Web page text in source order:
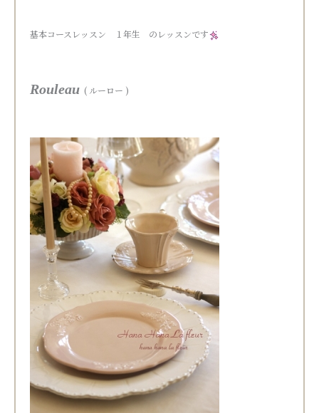
基本コースレッスン １年生 のレッスンです
Rouleau ( ルーロー )